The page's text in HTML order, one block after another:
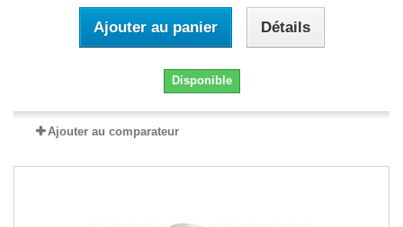
Ajouter au panier Détails
Disponible
Ajouter au comparateur